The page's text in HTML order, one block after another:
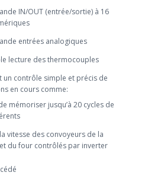
IN/OUT (entrée/sortie) à 16
entrées analogiques
lecture des thermocouples
un contrôle simple et précis de
en cours comme:
mémoriser jusqu’à 20 cycles de
vitesse des convoyeurs de la
du four contrôlés par inverter